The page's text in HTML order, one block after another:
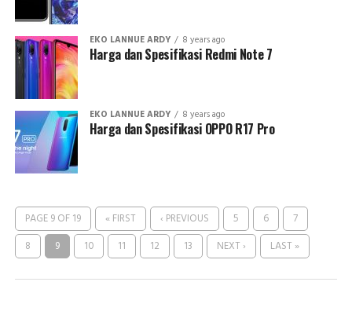
EKO LANNUE ARDY 8 years ago
Harga dan Spesifikasi Redmi Note 7
EKO LANNUE ARDY 8 years ago
Harga dan Spesifikasi OPPO R17 Pro
PAGE 9 OF 19 « FIRST ‹ PREVIOUS 5 6
7
8
9 10 11 12 13 NEXT › LAST »